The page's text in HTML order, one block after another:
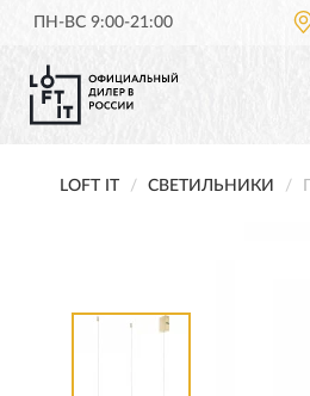
ПН-ВС 9:00-21:00
LOFT IT СВЕТИЛЬНИКИ